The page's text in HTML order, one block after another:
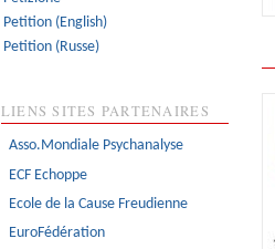
Petition (English)
Petition (Russe)
LIENS SITES PARTENAIRES
Asso.Mondiale Psychanalyse
ECF Echoppe
Ecole de la Cause Freudienne
EuroFédération